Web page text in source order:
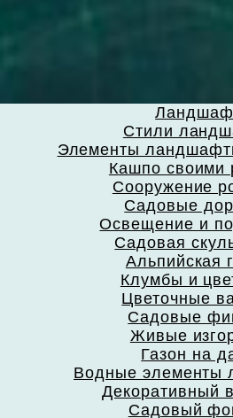
Стили
Элементы
Кашпо своими
Сооружение
Садовые
Освещение и
Садовая
Альпийская
Клумбы и
Цветочные
Садовые
Живые
Газон на
Водные элементы
Декоративный
Садовый